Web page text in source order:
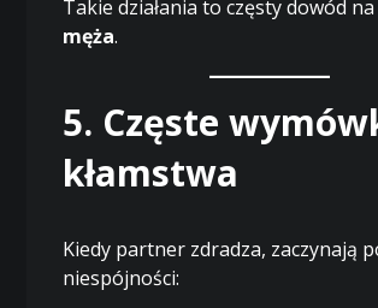
Takie działania to częsty dowód na
męża.
5. Częste
kłamstwa
Kiedy partner zdradza, zaczynają
niespójności: